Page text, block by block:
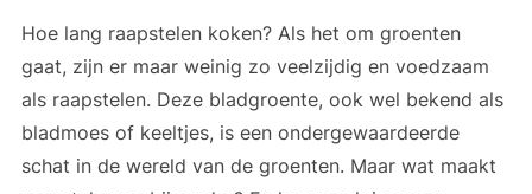
Hoe lang raapstelen koken? Als het om groenten
gaat, zijn er maar weinig zo veelzijdig en voedzaam
als raapstelen. Deze bladgroente, ook wel bekend als
bladmoes of keeltjes, is een ondergewaardeerde
schat in de wereld van de groenten. Maar wat maakt